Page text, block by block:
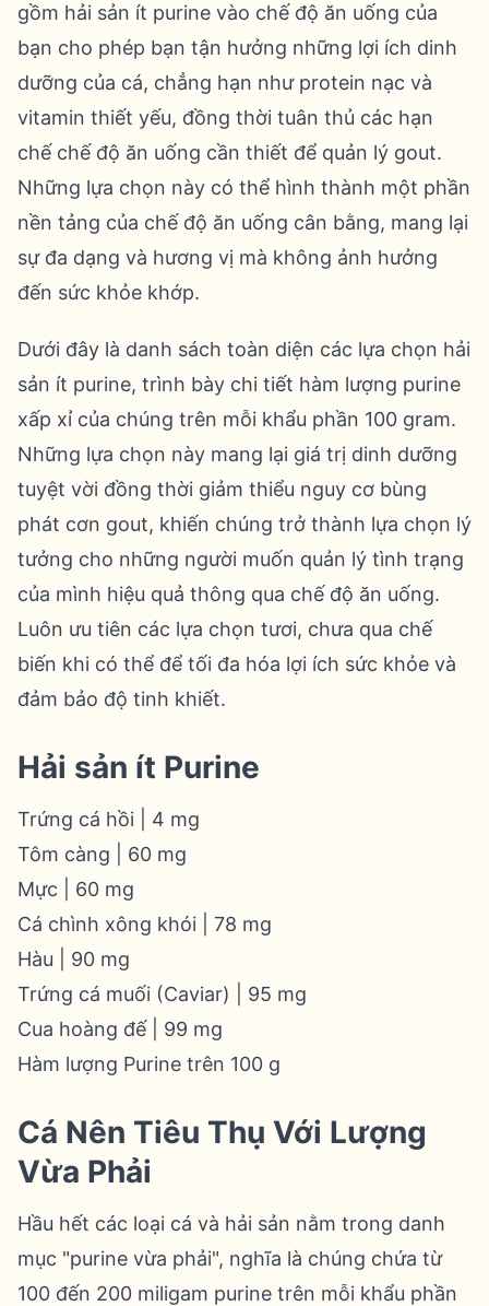
gồm hải sản ít purine vào chế độ ăn uống của
bạn cho phép bạn tận hưởng những lợi ích dinh
dưỡng của cá, chẳng hạn như protein nạc và
vitamin thiết yếu, đồng thời tuân thủ các hạn
chế chế độ ăn uống cần thiết để quản lý gout.
Những lựa chọn này có thể hình thành một phần
nền tảng của chế độ ăn uống cân bằng, mang lại
sự đa dạng và hương vị mà không ảnh hưởng
đến sức khỏe khớp.
Dưới đây là danh sách toàn diện các lựa chọn hải
sản ít purine, trình bày chi tiết hàm lượng purine
xấp xỉ của chúng trên mỗi khẩu phần 100 gram.
Những lựa chọn này mang lại giá trị dinh dưỡng
tuyệt vời đồng thời giảm thiểu nguy cơ bùng
phát cơn gout, khiến chúng trở thành lựa chọn lý
tưởng cho những người muốn quản lý tình trạng
của mình hiệu quả thông qua chế độ ăn uống.
Luôn ưu tiên các lựa chọn tươi, chưa qua chế
biến khi có thể để tối đa hóa lợi ích sức khỏe và
đảm bảo độ tinh khiết.
Hải sản ít Purine
Trứng cá hồi | 4 mg
Tôm càng | 60 mg
Mực | 60 mg
Cá chình xông khói | 78 mg
Hàu | 90 mg
Trứng cá muối (Caviar) | 95 mg
Cua hoàng đế | 99 mg
Hàm lượng Purine trên 100 g
Cá Nên Tiêu Thụ Với Lượng
Vừa Phải
Hầu hết các loại cá và hải sản nằm trong danh
mục "purine vừa phải", nghĩa là chúng chứa từ
100 đến 200 miligam purine trên mỗi khẩu phần